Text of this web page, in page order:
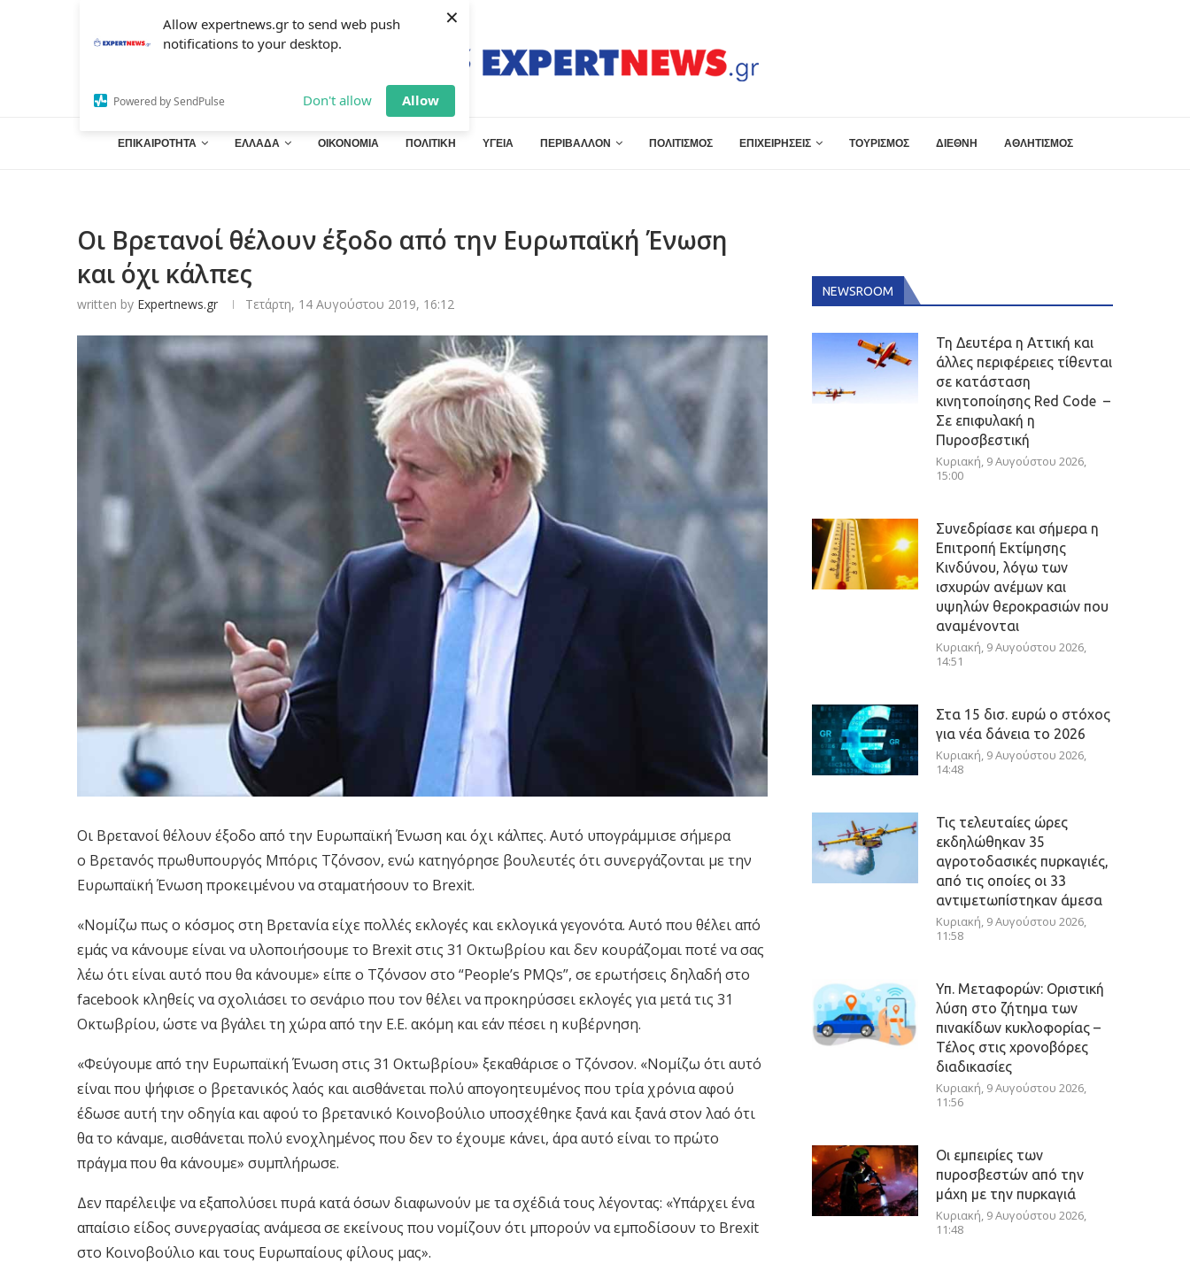
Allow expertnews.gr to send web push
notifications to your desktop.
Powered by SendPulse Don't allow Allow
×
ΕΠΙΚΑΙΡΟΤΗΤΑ ΕΛΛΑΔΑ ΟΙΚΟΝΟΜΙΑ ΠΟΛΙΤΙΚΗ ΥΓΕΙΑ ΠΕΡΙΒΑΛΛΟΝ ΠΟΛΙΤΙΣΜΟΣ ΕΠΙΧΕΙΡΗΣΕΙΣ ΤΟΥΡΙΣΜΟΣ ΔΙΕΘΝΗ ΑΘΛΗΤΙΣΜΟΣ
Οι Βρετανοί θέλουν έξοδο από την Ευρωπαϊκή Ένωση
και όχι κάλπες
written by Expertnews.gr Τετάρτη, 14 Αυγούστου 2019, 16:12
Οι Βρετανοί θέλουν έξοδο από την Ευρωπαϊκή Ένωση και όχι κάλπες. Αυτό υπογράμμισε σήμερα
ο Βρετανός πρωθυπουργός Μπόρις Τζόνσον, ενώ κατηγόρησε βουλευτές ότι συνεργάζονται με την
Ευρωπαϊκή Ένωση προκειμένου να σταματήσουν το Brexit.
«Νομίζω πως ο κόσμος στη Βρετανία είχε πολλές εκλογές και εκλογικά γεγονότα. Aυτό που θέλει από
εμάς να κάνουμε είναι να υλοποιήσουμε το Brexit στις 31 Οκτωβρίου και δεν κουράζομαι ποτέ να σας
λέω ότι είναι αυτό που θα κάνουμε» είπε ο Τζόνσον στο “People’s PMQs”, σε ερωτήσεις δηλαδή στο
facebook κληθείς να σχολιάσει το σενάριο που τον θέλει να προκηρύσσει εκλογές για μετά τις 31
Οκτωβρίου, ώστε να βγάλει τη χώρα από την Ε.Ε. ακόμη και εάν πέσει η κυβέρνηση.
«Φεύγουμε από την Ευρωπαϊκή Ένωση στις 31 Οκτωβρίου» ξεκαθάρισε ο Τζόνσον. «Νομίζω ότι αυτό
είναι που ψήφισε ο βρετανικός λαός και αισθάνεται πολύ απογοητευμένος που τρία χρόνια αφού
έδωσε αυτή την οδηγία και αφού το βρετανικό Κοινοβούλιο υποσχέθηκε ξανά και ξανά στον λαό ότι
θα το κάναμε, αισθάνεται πολύ ενοχλημένος που δεν το έχουμε κάνει, άρα αυτό είναι το πρώτο
πράγμα που θα κάνουμε» συμπλήρωσε.
Δεν παρέλειψε να εξαπολύσει πυρά κατά όσων διαφωνούν με τα σχέδιά τους λέγοντας: «Υπάρχει ένα
απαίσιο είδος συνεργασίας ανάμεσα σε εκείνους που νομίζουν ότι μπορούν να εμποδίσουν το Brexit
στο Κοινοβούλιο και τους Ευρωπαίους φίλους μας».
NEWSROOM
Τη Δευτέρα η Αττική και
άλλες περιφέρειες τίθενται
σε κατάσταση
κινητοποίησης Red Code –
Σε επιφυλακή η
Πυροσβεστική
Κυριακή, 9 Αυγούστου 2026,
15:00
Συνεδρίασε και σήμερα η
Επιτροπή Εκτίμησης
Κινδύνου, λόγω των
ισχυρών ανέμων και
υψηλών θεροκρασιών που
αναμένονται
Κυριακή, 9 Αυγούστου 2026,
14:51
Στα 15 δισ. ευρώ ο στόχος
για νέα δάνεια το 2026
Κυριακή, 9 Αυγούστου 2026,
14:48
Τις τελευταίες ώρες
εκδηλώθηκαν 35
αγροτοδασικές πυρκαγιές,
από τις οποίες οι 33
αντιμετωπίστηκαν άμεσα
Κυριακή, 9 Αυγούστου 2026,
11:58
Υπ. Μεταφορών: Οριστική
λύση στο ζήτημα των
πινακίδων κυκλοφορίας –
Τέλος στις χρονοβόρες
διαδικασίες
Κυριακή, 9 Αυγούστου 2026,
11:56
Οι εμπειρίες των
πυροσβεστών από την
μάχη με την πυρκαγιά
Κυριακή, 9 Αυγούστου 2026,
11:48